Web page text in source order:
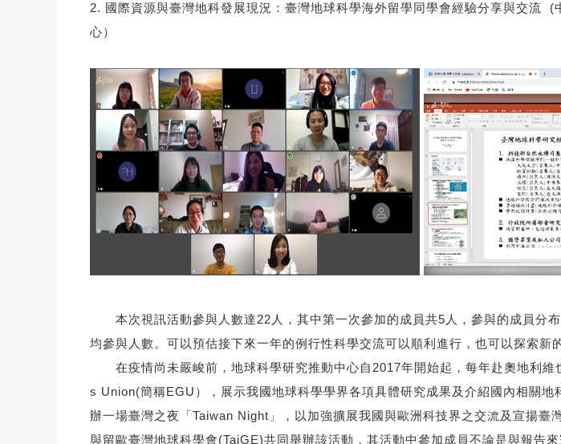
2. 國際資源與臺灣地科發展現況：臺灣地球科學海外留學同學會經驗分享與交流
心）
本次視訊活動參與⼈數達22⼈，其中第⼀次參加的成員共5⼈，參與的成員分
均參與人數。可以預估接下來⼀年的例行性科學交流可以順利進行，也可以探索新
在疫情尚未嚴峻前，地球科學研究推動中心自2017年開始起，每年赴奧地利
s Union(簡稱EGU），展示我國地球科學學界各項具體研究成果及介紹國內相關
辦一場臺灣之夜「Taiwan Night」，以加強擴展我國與歐洲科技界之交流及宣揚
與留歐臺灣地球科學會(TaiGE)共同舉辦該活動，其活動中參加成員不論是與報告